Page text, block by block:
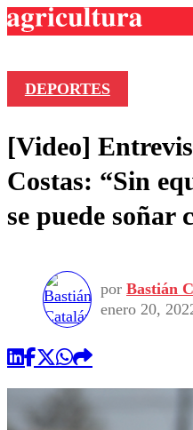
Frecuencias
Agricultura
Deportes
Colo Colo
Seleccion
Torneo
Entretención
Economía
Opinión
DEPORTES
[Video]
Costas: “Sin
se puede soñar
por Bastián
enero 20,